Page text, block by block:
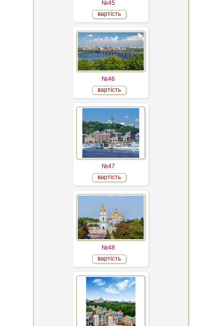
№45
вартість
№46
вартість
№47
вартість
№48
вартість